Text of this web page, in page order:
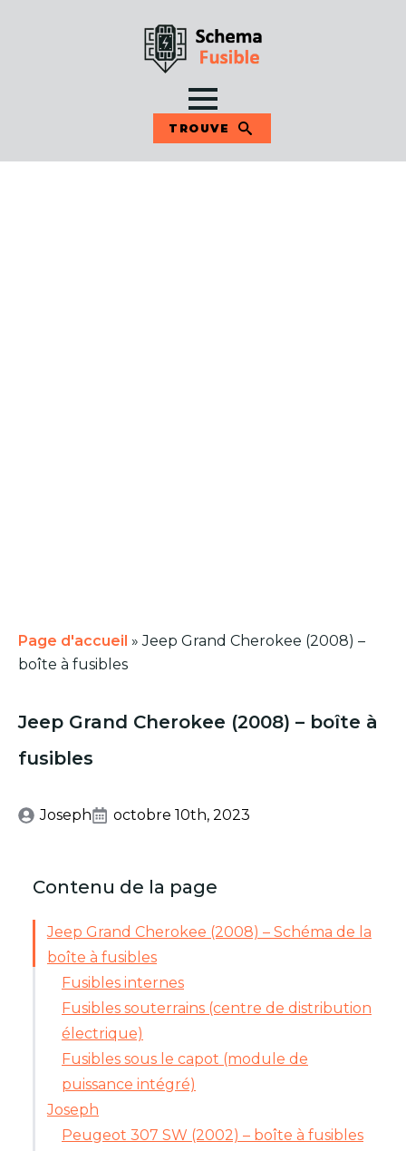
TROUVE
Page d'accueil »Jeep Grand Cherokee (2008) –
boîte à fusibles
Jeep Grand Cherokee (2008) – boîte à
fusibles
Joseph octobre 10th, 2023
Contenu de la page
Jeep Grand Cherokee (2008) – Schéma de la
boîte à fusibles
Fusibles internes
Fusibles souterrains (centre de distribution
électrique)
Fusibles sous le capot (module de
puissance intégré)
Joseph
Peugeot 307 SW (2002) – boîte à fusibles